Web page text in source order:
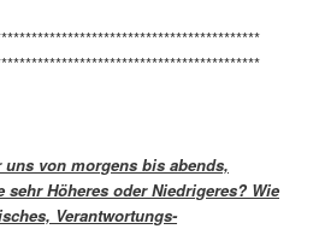
von morgens bis abends,
sehr Höheres oder Niedrigeres? Wie
Verantwortungs-